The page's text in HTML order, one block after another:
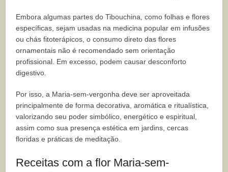
Embora algumas partes do Tibouchina, como folhas e flores
específicas, sejam usadas na medicina popular em infusões
ou chás fitoterápicos, o consumo direto das flores
ornamentais não é recomendado sem orientação
profissional. Em excesso, podem causar desconforto
digestivo.
Por isso, a Maria-sem-vergonha deve ser aproveitada
principalmente de forma decorativa, aromática e ritualística,
valorizando seu poder simbólico, energético e espiritual,
assim como sua presença estética em jardins, cercas
floridas e práticas de meditação.
Receitas com a flor Maria-sem-